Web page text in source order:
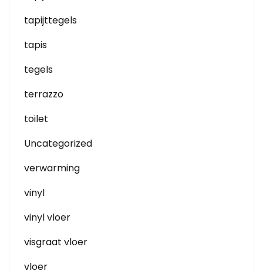
tapijttegels
tapis
tegels
terrazzo
toilet
Uncategorized
verwarming
vinyl
vinyl vloer
visgraat vloer
vloer